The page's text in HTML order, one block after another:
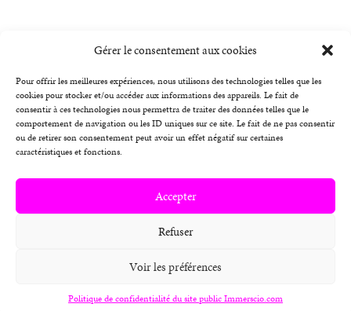
Gérer le consentement aux cookies
Pour offrir les meilleures expériences, nous utilisons des technologies telles que les
cookies pour stocker et/ou accéder aux informations des appareils. Le fait de
consentir à ces technologies nous permettra de traiter des données telles que le
comportement de navigation ou les ID uniques sur ce site. Le fait de ne pas consentir
ou de retirer son consentement peut avoir un effet négatif sur certaines
caractéristiques et fonctions.
Accepter
Refuser
Voir les préférences
Politique de confidentialité du site public Immerscio.com
Contactez-nous
Conditions Générales d’Utilisation
Conditions Générales de Vente
Accessibilité et Inclusion
Mentions Légales